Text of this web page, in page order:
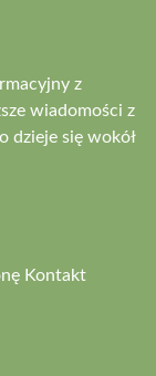
z
wiadomości z
dzieje się wokół
Kontakt